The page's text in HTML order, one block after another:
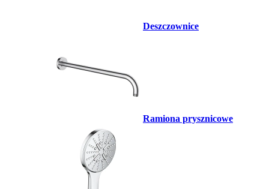
Deszczownice
Ramiona prysznicowe